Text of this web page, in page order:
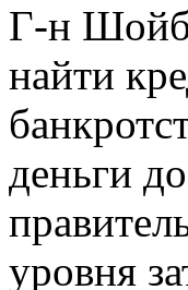
Г-н
найти
деньги
уровня